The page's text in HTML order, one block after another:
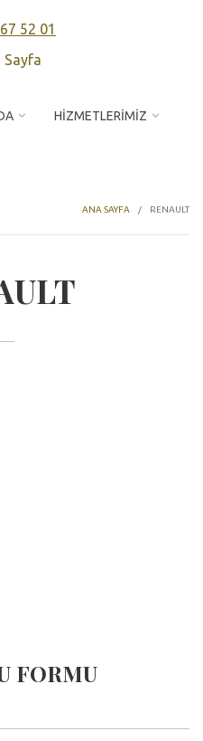
52 01
HIZMETLERIMIZ
ANA SAYFA / RENAULT
FORMU